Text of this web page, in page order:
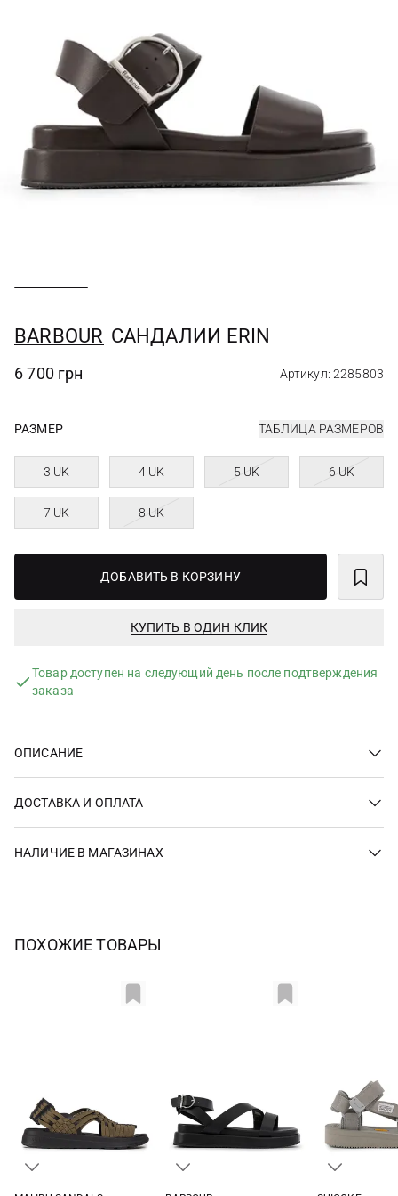
BARBOUR САНДАЛИИ ERIN
6 700 грн Артикул: 2285803
РАЗМЕР ТАБЛИЦА РАЗМЕРОВ
3 UK 4 UK 5 UK 6 UK
7 UK 8 UK
ДОБАВИТЬ В КОРЗИНУ
КУПИТЬ В ОДИН КЛИК
Товар доступен на следующий день после подтверждения
заказа
ОПИСАНИЕ
ДОСТАВКА И ОПЛАТА
НАЛИЧИЕ В МАГАЗИНАХ
ПОХОЖИЕ ТОВАРЫ